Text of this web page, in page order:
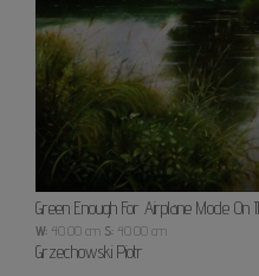
Green Enough For Airplane Mode On II
W: 40.00 cm S: 40.00 cm
Grzechowski Piotr